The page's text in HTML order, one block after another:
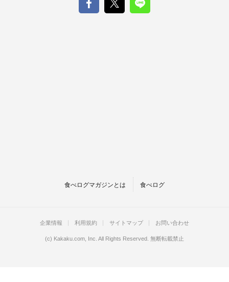
食べログマガジンとは 食べログ
企業情報 利用規約 サイトマップ お問い合わせ
(c) Kakaku.com, Inc. All Rights Reserved. 無断転載禁止